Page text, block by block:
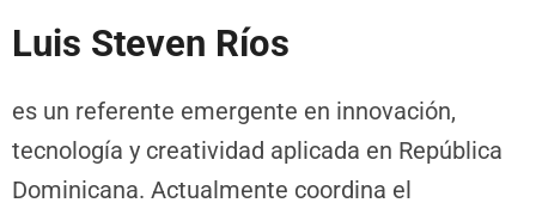
Luis Steven Ríos
es un referente emergente en innovación,
tecnología y creatividad aplicada en República
Dominicana. Actualmente coordina el